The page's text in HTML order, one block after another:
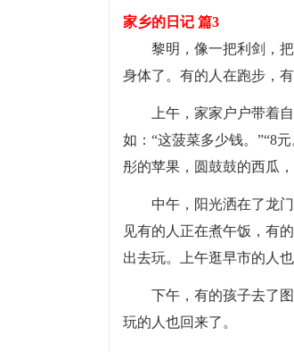
家乡的日记 篇3
黎明，像一把利剑，
身体了。有的人在跑步，
上午，家家户户带着
如：“这菠菜多少钱。”“8
彤的苹果，圆鼓鼓的西瓜
中午，阳光洒在了龙
见有的人正在煮午饭，有
出去玩。上午逛早市的人也
下午，有的孩子去了
玩的人也回来了。